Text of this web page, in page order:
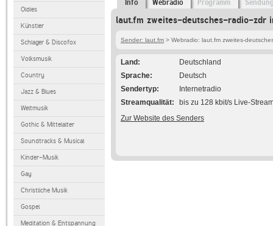
Oldies
Künstler
Schlager & Discofox
Volksmusik
Country
Jazz & Blues
Weltmusik
Gothic & Mittelalter
Soundtracks & Musical
Kinder-Musik
Gay
Christliche Musik
Gospel
Meditation & Entspannung
Info Webradio Programm
laut.fm zweites-deutsches-radio-zdr
Sender: laut.fm > Webradio: laut.fm zweites-
Land
Deutschland
Sprache
Deutsch
Sendertyp
Internetradio
Streamqualität
bis zu 128 kbit/s Live-
Zur Website des Senders